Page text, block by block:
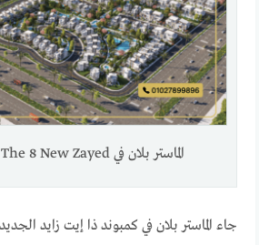
الماستر بلان في Compound The 8 New Zayed
جاء الماستر بلان في كمبوند ذا إيت زايد